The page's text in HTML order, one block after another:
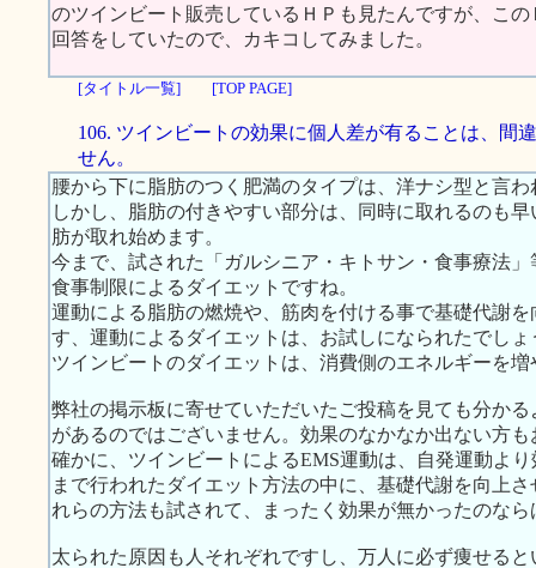
のツインビート販売しているＨＰも見たんですが、こ
回答をしていたので、カキコしてみました。
[タイトル一覧] [TOP PAGE]
106. ツインビートの効果に個人差が有ることは、間
せん。
腰から下に脂肪のつく肥満のタイプは、洋ナシ型と言
しかし、脂肪の付きやすい部分は、同時に取れるのも
肪が取れ始めます。
今まで、試された「ガルシニア・キトサン・食事療法
食事制限によるダイエットですね。
運動による脂肪の燃焼や、筋肉を付ける事で基礎代謝
す、運動によるダイエットは、お試しになられたでしょ
ツインビートのダイエットは、消費側のエネルギーを
弊社の掲示板に寄せていただいたご投稿を見ても分か
があるのではございません。効果のなかなか出ない方も
確かに、ツインビートによるEMS運動は、自発運動よ
まで行われたダイエット方法の中に、基礎代謝を向上
れらの方法も試されて、まったく効果が無かったのな
太られた原因も人それぞれですし、万人に必ず痩せる